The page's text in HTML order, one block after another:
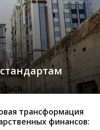
трансформация
финансов: